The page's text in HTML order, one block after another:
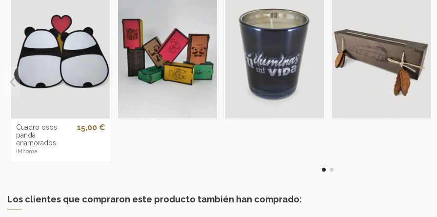
Cuadro osos
panda
enamorados
IMhome
15,00 €
Los clientes que compraron este producto también han comprado: